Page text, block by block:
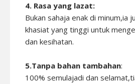
4. Rasa yang lazat:
Bukan sahaja enak di minum,ia
khasiat yang tinggi untuk
dan kesihatan.
5.Tanpa bahan tambahan:
100% semulajadi dan